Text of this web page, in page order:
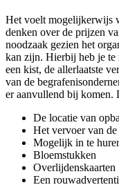
Het voelt mogelijkerwijs
denken over de prijzen
noodzaak gezien het
kan zijn. Hierbij heb je te
een kist, de allerlaatste
van de
er aanvullend bij komen.
De locatie van
Het vervoer van
Mogelijk in te
Bloemstukken
Overlijdenskaarten
Een